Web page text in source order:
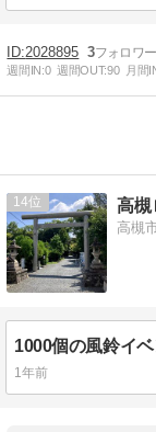
2028895 3
週間IN:0 週間OUT:90 月間
14 高槻
高槻
1年前